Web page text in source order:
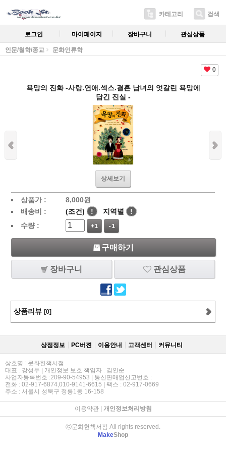
카테고리 검색
로그인 마이페이지 장바구니 관심상품
인문/철학/종교 문화인류학
0
욕망의 진화 -사랑.연애.섹스.결혼 남녀의 엇갈린 욕망에
담긴 진실 -
상세보기
상품가 : 8,000원
배송비 :
(조건) ! 지역별
!
수량 :
+1 -1
구매하기
장바구니 관심상품
상품리뷰 [0]
상점정보 PC버젼 이용안내 고객센터 커뮤니티
상호명 : 문화헌책서점
대표 : 강성두 | 개인정보 보호 책임자 : 김인순
사업자등록번호 :209-90-54953 | 통신판매업신고번호 :
전화 : 02-917-6874,010-9141-6615 | 팩스 : 02-917-0669
주소 : 서울시 성북구 정릉1동 16-158
이용약관| 개인정보처리방침
ⓒ문화헌책서점 All rights reserved.
MakeShop